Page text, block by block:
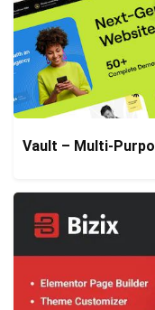
Vault – Multi-